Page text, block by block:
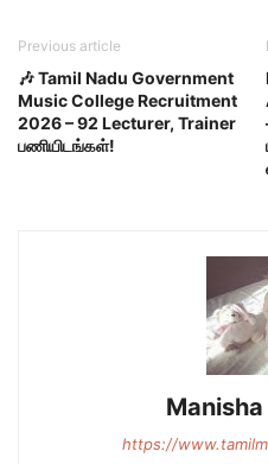
Previous article
🎶 Tamil Nadu Government
Music College Recruitment
2026 – 92 Lecturer, Trainer
பணியிடங்கள்!
https://